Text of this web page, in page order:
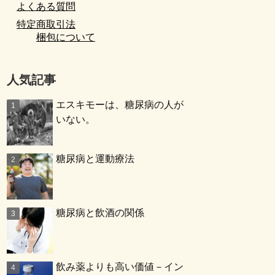
よくある質問
特定商取引法
梱包について
人気記事
エスキモーは、糖尿病の人が
いない。
糖尿病と運動療法
糖尿病と飲酒の関係
飲み薬よりも高い価値－イン